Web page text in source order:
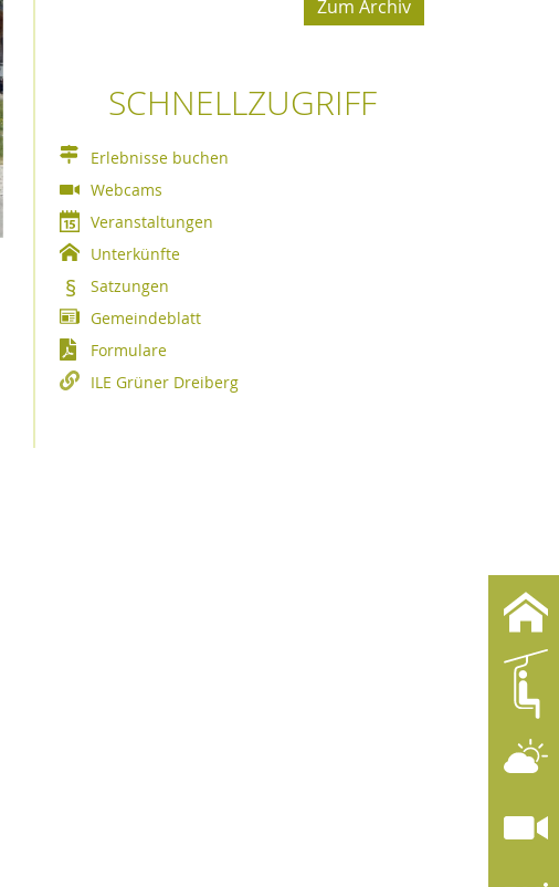
Zum Archiv
SCHNELLZUGRIFF
Erlebnisse buchen
Webcams
Veranstaltungen
Unterkünfte
Satzungen
Gemeindeblatt
Formulare
ILE Grüner Dreiberg